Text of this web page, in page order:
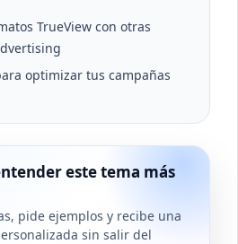
TrueView con otras
optimizar tus campañas
este tema más
pide ejemplos y recibe una
sin salir del